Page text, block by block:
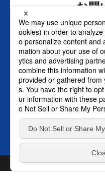
お問
ロート製薬
月～土：9時～
（年
おかけ間違いの
© ROHTO
シーポリシーはこちら。